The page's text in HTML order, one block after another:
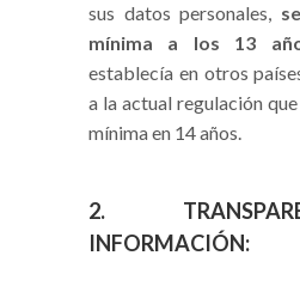
sus datos personales,
mínima a los 13
establecía en otros
a la actual regulación
mínima en 14 años.
2.
INFORMACIÓN: